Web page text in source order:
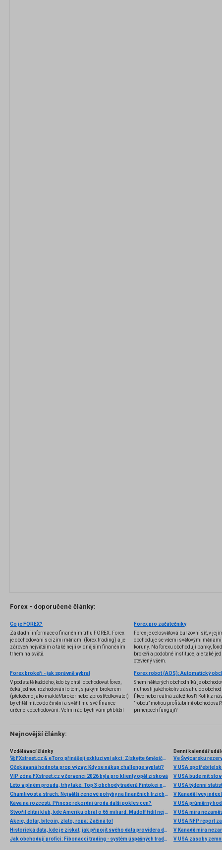
Forex - doporučené články:
Co je FOREX?
Základní informace o finančním trhu FOREX. Forex
je obchodování s cizími měnami (forex trading) a je
zároveň největším a také nejlikvidnějším finančním
trhem na světě.
Forex pro začátečníky
Forex je celosvětová burzovní síť, v
obchoduje se všemi světovými
koruny. Na forexu obchodují banky,
brokeři a podobné instituce, ale také
otevřený všem.
Forex brokeři - jak správně vybrat
V podstatě každého, kdo by chtěl obchodovat forex,
čeká jednou rozhodování o tom, s jakým brokerem
(přeloženo jako makléř/broker nebo zprostředkovatel)
by chtěl mít co do činění a svěřil mu své finance
určené k obchodování. Velmi rád bych vám přiblížil
několik příkladů nejznámějších z nich.
Snem některých obchodníků je
nutnosti jakéhokoliv zásahu do
fikce nebo reálná záležitost? Kolik z
"roboti" mohou profitabilně
principech fungují?
Nejnovější články:
Vzdělávací články
🚀 FXstreet.cz & eToro přinášejí exkluzivní akci: Získejte 6měsíční členství ve VIP zóně ZDARMA
Očekávaná hodnota prop výzvy: Kdy se nákup challenge vyplatí?
VIP zóna FXstreet.cz v červenci 2026 byla pro klienty opět zisková
Léto v plném proudu, trhy také: Top 3 obchody traderů Fintokei na indexech a zlatě
Chamtivost a strach: Největší cenové pohyby na finančních trzích (červenec 2026)
Káva na rozcestí. Přinese rekordní úroda další pokles cen?
Stvořil elitní klub, kde Ameriku obral o 65 miliard. Madoff řídil největší Ponzi dějin
Akcie, dolar, bitcoin, zlato, ropa: Začíná to!
Historická data, kde je získat, jak připojit svého data providera do MultiCharts a proč je budeme potřebovat? (4. díl)
Jak obchodují profíci: Fibonacci trading - systém úspěšných traderů
Denní kalendář
Ve Švýcarsku
V USA
V USA bude mít
V USA týdenní
V Kanadě Ivey index
V USA průměrný
V USA míra
V USA NFP report
V Kanadě míra
V USA zásoby